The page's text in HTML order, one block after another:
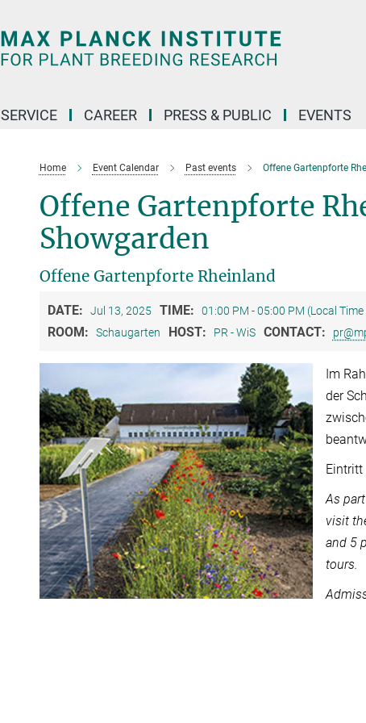
SERVICE CAREER PRESS & PUBLIC EVENTS
Home Event Calendar Past events Offene Gartenpforte
Offene Gartenpforte
Showgarden
Offene Gartenpforte Rheinland
DATE: Jul 13, 2025 TIME: 01:00 PM - 05:00 PM (Local
ROOM: Schaugarten HOST: PR - WiS CONTACT:
Im
der
Eintritt
As
visit
and 5
tours.